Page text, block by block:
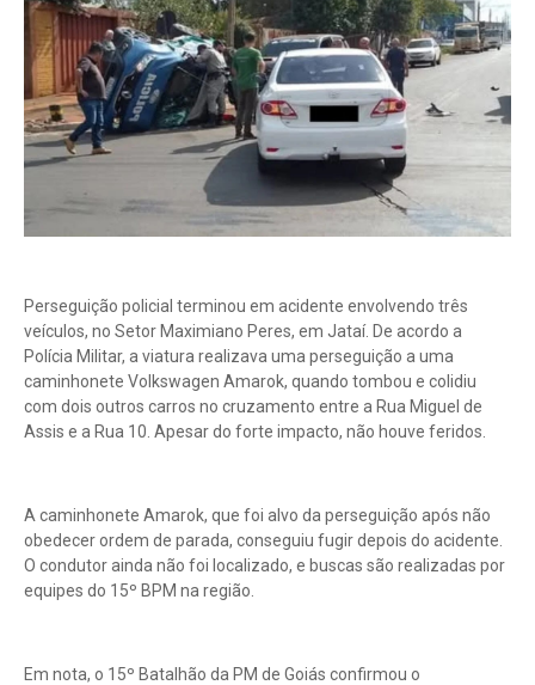
Perseguição policial terminou em acidente envolvendo três
veículos, no Setor Maximiano Peres, em Jataí. De acordo a
Polícia Militar, a viatura realizava uma perseguição a uma
caminhonete Volkswagen Amarok, quando tombou e colidiu
com dois outros carros no cruzamento entre a Rua Miguel de
Assis e a Rua 10. Apesar do forte impacto, não houve feridos.
A caminhonete Amarok, que foi alvo da perseguição após não
obedecer ordem de parada, conseguiu fugir depois do acidente.
O condutor ainda não foi localizado, e buscas são realizadas por
equipes do 15º BPM na região.
Em nota, o 15º Batalhão da PM de Goiás confirmou o